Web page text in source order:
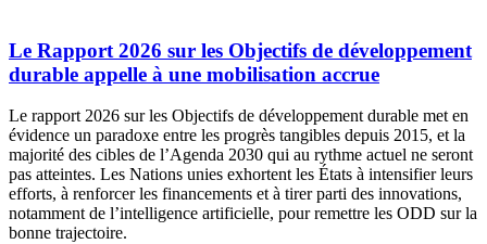
Le Rapport 2026 sur les Objectifs de développement
durable appelle à une mobilisation accrue
Le rapport 2026 sur les Objectifs de développement durable met en
évidence un paradoxe entre les progrès tangibles depuis 2015, et la
majorité des cibles de l’Agenda 2030 qui au rythme actuel ne seront
pas atteintes. Les Nations unies exhortent les États à intensifier leurs
efforts, à renforcer les financements et à tirer parti des innovations,
notamment de l’intelligence artificielle, pour remettre les ODD sur la
bonne trajectoire.